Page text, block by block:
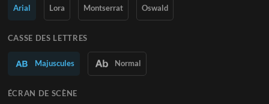
En savoir plus
Arial Lora Montserrat Oswald
CASSE DES LETTRES
Majuscules Normal
ÉCRAN DE SCÈNE